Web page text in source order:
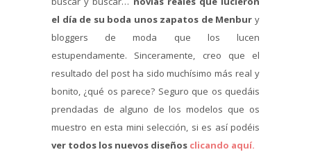
el día de su boda unos zapatos de Menbur y
bloggers de moda que los lucen
estupendamente. Sinceramente, creo que el
resultado del post ha sido muchísimo más real y
bonito, ¿qué os parece? Seguro que os quedáis
prendadas de alguno de los modelos que os
muestro en esta mini selección, si es así podéis
ver todos los nuevos diseños clicando aquí.